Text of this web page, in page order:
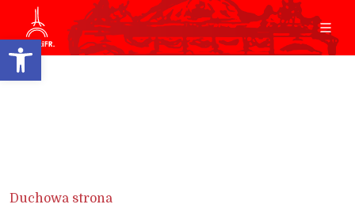
Open toolbar
Duchowa strona